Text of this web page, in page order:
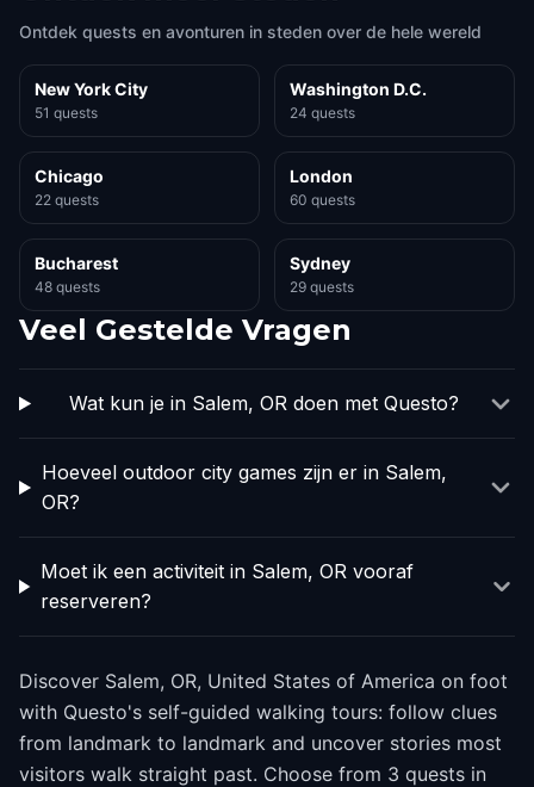
Ontdek quests en avonturen in steden over de hele wereld
New York City
51 quests
Washington D.C.
24 quests
Chicago
22 quests
London
60 quests
Bucharest
48 quests
Sydney
29 quests
Veel Gestelde Vragen
Wat kun je in Salem, OR doen met Questo?
Hoeveel outdoor city games zijn er in Salem,
OR?
Moet ik een activiteit in Salem, OR vooraf
reserveren?
Discover Salem, OR, United States of America on foot
with Questo's self-guided walking tours: follow clues
from landmark to landmark and uncover stories most
visitors walk straight past. Choose from 3 quests in